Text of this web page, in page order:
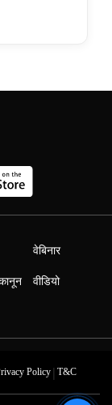
वेबिनार
वीडियो
Policy| T&C